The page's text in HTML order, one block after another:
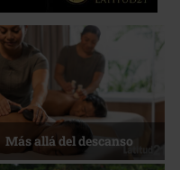
Energía que Impulsa la
competitividad